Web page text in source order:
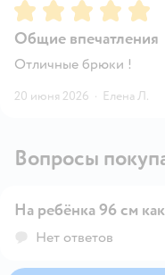
Рейтинг:5
Общие впечатления
Отличные брюки !
20 июня 2026 · Елена Л.
Вопросы
На ребёнка 96 см
Нет ответов